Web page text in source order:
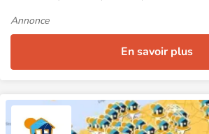
Annonce
En savoir plus